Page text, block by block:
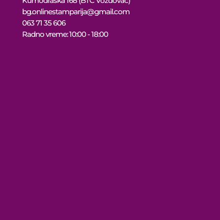
bg.onlinestamparija@gmail.com
063 71 35 606
Radno vreme: 10:00 - 18:00